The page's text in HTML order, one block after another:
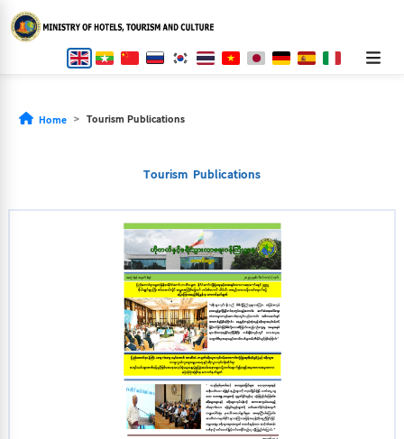
Home Tourism Publications
Tourism Publications